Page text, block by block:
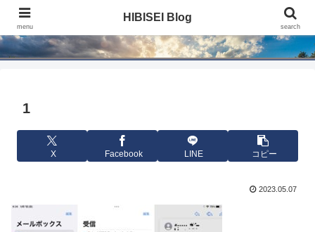
HIBISEI Blog
1
X Facebook LINE コピー
2023.05.07
menu
HIBISEI Blog
search